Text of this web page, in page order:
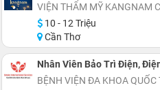
VIỆN THẨM MỸ KANGNAM
10 - 12 Triệu
Cần Thơ
Nhân Viên Bảo Trì Điện,
BỆNH VIỆN ĐA KHOA QUỐC